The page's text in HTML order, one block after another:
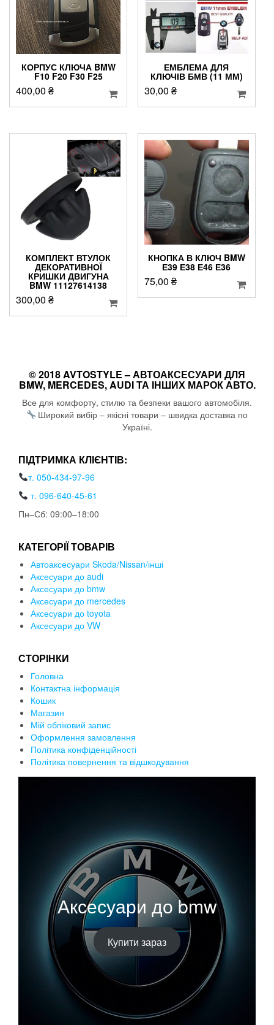
КОРПУС КЛЮЧА BMW
F10 F20 F30 F25
400,00 ₴
ЕМБЛЕМА ДЛЯ
КЛЮЧІВ БМВ (11 ММ)
30,00 ₴
КОМПЛЕКТ ВТУЛОК
ДЕКОРАТИВНОЇ
КРИШКИ ДВИГУНА
BMW 11127614138
300,00 ₴
КНОПКА В КЛЮЧ BMW
Е39 Е38 Е46 Е36
75,00 ₴
© 2018 AVTOSTYLE – АВТОАКСЕСУАРИ ДЛЯ
BMW, MERCEDES, AUDI ТА ІНШИХ МАРОК АВТО.
Все для комфорту, стилю та безпеки вашого автомобіля.
Широкий вибір – якісні товари – швидка доставка по
Україні.
ПІДТРИМКА КЛІЄНТІВ:
т. 050-434-97-96
т. 096-640-45-61
Пн–Сб: 09:00–18:00
КАТЕГОРІЇ ТОВАРІВ
Автоаксесуари Skoda/Nissan/інші
Аксесуари до audi
Аксесуари до bmw
Аксесуари до mercedes
Аксесуари до toyota
Аксесуари до VW
СТОРІНКИ
Головна
Контактна інформація
Кошик
Магазин
Мій обліковий запис
Оформлення замовлення
Політика конфіденційності
Політика повернення та відшкодування
Аксесуари до bmw
Купити зараз